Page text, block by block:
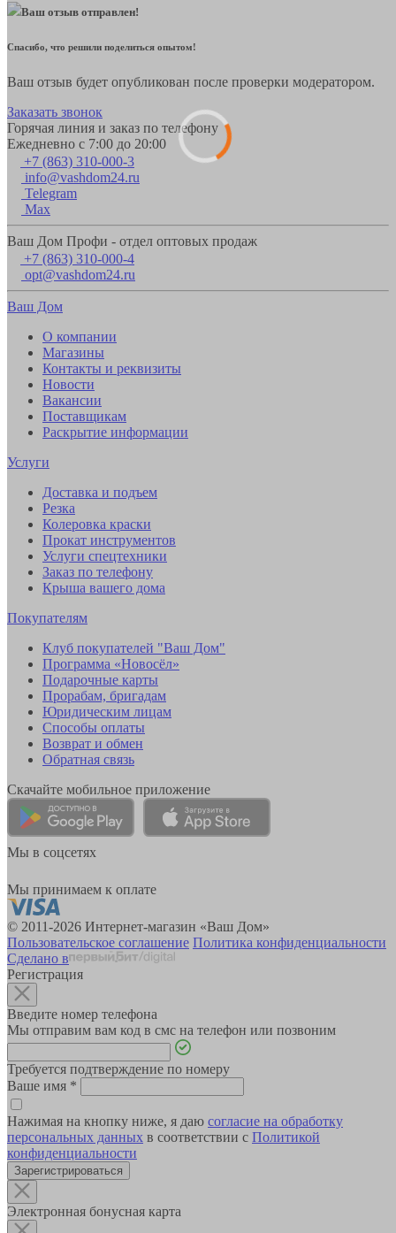
Ваш отзыв отправлен!
Спасибо, что решили поделиться опытом!
Ваш отзыв будет опубликован после проверки модератором.
Заказать звонок
Горячая линия и заказ по телефону
Ежедневно с 7:00 до 20:00
+7 (863) 310-000-3
info@vashdom24.ru
Telegram
Max
Ваш Дом Профи - отдел оптовых продаж
+7 (863) 310-000-4
opt@vashdom24.ru
Ваш Дом
О компании
Магазины
Контакты и реквизиты
Новости
Вакансии
Поставщикам
Раскрытие информации
Услуги
Доставка и подъем
Резка
Колеровка краски
Прокат инструментов
Услуги спецтехники
Заказ по телефону
Крыша вашего дома
Покупателям
Клуб покупателей "Ваш Дом"
Программа «Новосёл»
Подарочные карты
Прорабам, бригадам
Юридическим лицам
Способы оплаты
Возврат и обмен
Обратная связь
Скачайте мобильное приложение
Мы в соцсетях
Мы принимаем к оплате
© 2011-2026 Интернет-магазин «Ваш Дом»
Пользовательское соглашение Политика конфиденциальности
Сделано в
Регистрация
Введите номер телефона
Мы отправим вам код в смс на телефон или позвоним
Требуется подтверждение по номеру
Ваше имя *
Нажимая на кнопку ниже, я даю согласие на обработку
персональных данных в соответствии с Политикой
конфиденциальности
Зарегистрироваться
Электронная бонусная карта